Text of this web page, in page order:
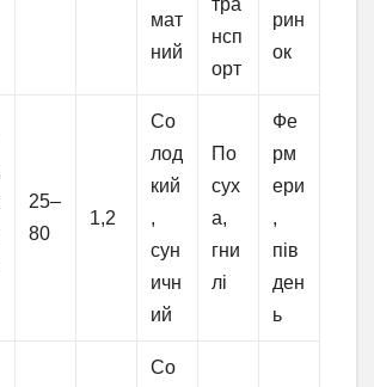
мат
ний
нсп
орт
рин
ок
25–
80
1,2
Со
лод
кий
,
сун
ичн
ий
По
сух
а,
гни
лі
Фе
рм
ери
,
пів
ден
ь
Со